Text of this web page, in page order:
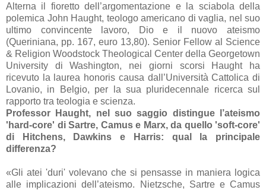
Alterna il fioretto dell’argomentazione e la sciabola della
polemica John Haught, teologo americano di vaglia, nel suo
ultimo convincente lavoro, Dio e il nuovo ateismo
(Queriniana, pp. 167, euro 13,80). Senior Fellow al Science
& Religion Woodstock Theological Center della Georgetown
University di Washington, nei giorni scorsi Haught ha
ricevuto la laurea honoris causa dall’Università Cattolica di
Lovanio, in Belgio, per la sua pluridecennale ricerca sul
rapporto tra teologia e scienza.
Professor Haught, nel suo saggio distingue l’ateismo
'hard-core' di Sartre, Camus e Marx, da quello 'soft-core'
di Hitchens, Dawkins e Harris: qual la principale
differenza?
«Gli atei 'duri' volevano che si pensasse in maniera logica
alle implicazioni dell’ateismo. Nietzsche, Sartre e Camus